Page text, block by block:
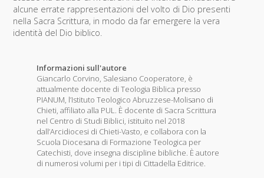
alcune errate rappresentazioni del volto di Dio presenti
nella Sacra Scrittura, in modo da far emergere la vera
identità del Dio biblico.
Informazioni sull'autore
Giancarlo Corvino, Salesiano Cooperatore, è
attualmente docente di Teologia Biblica presso
PIANUM, l’Istituto Teologico Abruzzese-Molisano di
Chieti, affiliato alla PUL. È docente di Sacra Scrittura
nel Centro di Studi Biblici, istituito nel 2018
dall’Arcidiocesi di Chieti-Vasto, e collabora con la
Scuola Diocesana di Formazione Teologica per
Catechisti, dove insegna discipline bibliche. È autore
di numerosi volumi per i tipi di Cittadella Editrice.